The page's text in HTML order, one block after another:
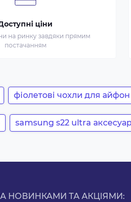
ціни
на ринку завдяки прямим
постачанням
фіолетові чохли для
samsung s22 ultra
НОВИНКАМИ ТА АКЦІЯМИ: